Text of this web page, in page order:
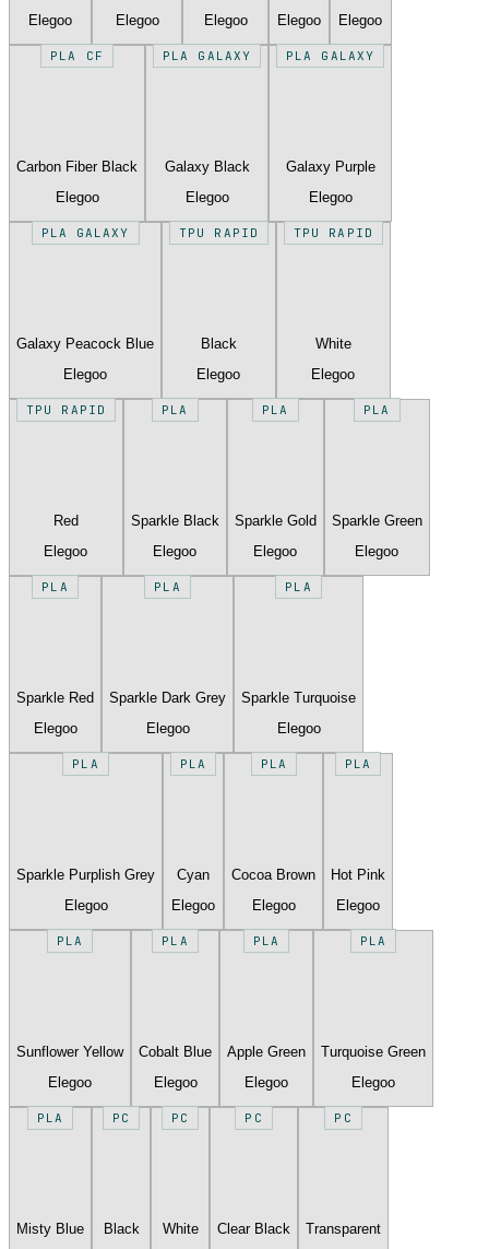
Elegoo
Elegoo
Elegoo
Elegoo
Elegoo
PLA CF
Carbon Fiber Black
Elegoo
PLA GALAXY
Galaxy Black
Elegoo
PLA GALAXY
Galaxy Purple
Elegoo
PLA GALAXY
Galaxy Peacock Blue
Elegoo
TPU RAPID
Black
Elegoo
TPU RAPID
White
Elegoo
TPU RAPID
Red
Elegoo
PLA
Sparkle Black
Elegoo
PLA
Sparkle Gold
Elegoo
PLA
Sparkle Green
Elegoo
PLA
Sparkle Red
Elegoo
PLA
Sparkle Dark Grey
Elegoo
PLA
Sparkle Turquoise
Elegoo
PLA
Sparkle Purplish Grey
Elegoo
PLA
Cyan
Elegoo
PLA
Cocoa Brown
Elegoo
PLA
Hot Pink
Elegoo
PLA
Sunflower Yellow
Elegoo
PLA
Cobalt Blue
Elegoo
PLA
Apple Green
Elegoo
PLA
Turquoise Green
Elegoo
PLA
Misty Blue
PC
Black
PC
White
PC
Clear Black
PC
Transparent